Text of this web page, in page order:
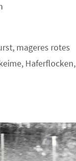
mageres rotes
Haferflocken,